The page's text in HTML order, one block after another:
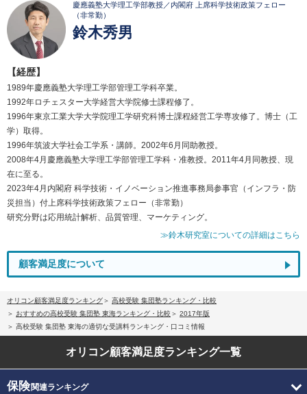
慶應義塾大学理工学部教授／内閣府 上席科学技術政策フェロー
（非常勤）
鈴木秀男
【経歴】
1989年慶應義塾大学理工学部管理工学科卒業。
1992年ロチェスター大学経営大学院修士課程修了。
1996年東京工業大学大学院理工学研究科博士課程経営工学専攻修了。博士（工
学）取得。
1996年筑波大学社会工学系・講師。2002年6月同助教授。
2008年4月慶應義塾大学理工学部管理工学科・准教授。2011年4月同教授、現
在に至る。
2023年4月内閣府 科学技術・イノベーション推進事務局参事官（インフラ・防
災担当）付上席科学技術政策フェロー（非常勤）
研究分野は応用統計解析、品質管理、マーケティング。
≫鈴木研究室についての詳細はこちら
顧客満足度について
オリコン顧客満足度ランキング
高校受験 集団塾ランキング・比較
おすすめの高校受験 集団塾 東海ランキング・比較
2017年版
高校受験 集団塾 東海の適切な受講料ランキング・口コミ情報
オリコン顧客満足度ランキング一覧
保険関連ランキング